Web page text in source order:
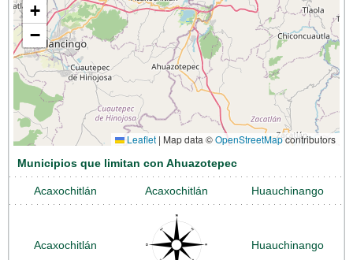
+
−
Leaflet | Map data ©OpenStreetMapcontributors
Municipios que limitan con Ahuazotepec
Acaxochitlán Acaxochitlán Huauchinango
Acaxochitlán Huauchinango